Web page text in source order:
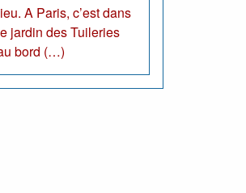
A Paris, c’est dans
jardin des Tuileries
bord (…)